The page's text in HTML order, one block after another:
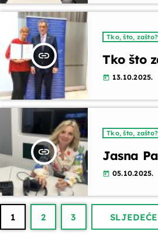
insert_link
Tko, što, zašto?
Tko što
today 13.10.2025.
insert_link
Tko, što, zašto?
Jasna
today 05.10.2025.
1 2 3 SLJEDEĆE